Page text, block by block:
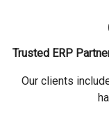
Trusted ERP
Our clients